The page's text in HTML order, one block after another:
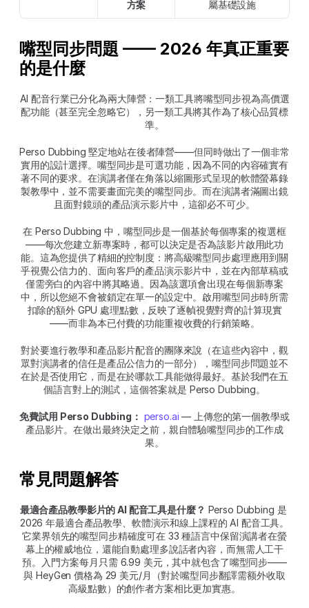
方案 屬基礎設施
嘴型同步問題 —— 2026 年真正重要
的是什麼
AI 配音行業已分化為兩大陣營：一類工具將嘴型同步視為高價選
配功能（甚至完全忽略它），另一類工具將其作為了核心品質標
準。
Perso Dubbing 堅定地站在後者陣營——但同時做出了一個非常
實用的設計選擇。嘴型同步是可選功能，因為不同的內容確實有
著不同的要求。在演講者僅在角落以縮圖形式呈現的軟體螢幕錄
製教學中，並不需要畫面完美的嘴型同步。而在演講者滿圖出鏡
且面對鏡頭的產品演示影片中，這卻必不可少。
在 Perso Dubbing 中，嘴型同步是一個基於每個專案的複選框
——每次您建立新專案時，都可以決定是否為該影片啟用此功
能。這為您提供了精細的控制度：將高級嘴型同步處理應用到關
乎視覺公信力的、面向客戶的產品演示影片中，並在內部草稿或
僅需旁白的內容中將其略過。因為該選項會出現在每個新專案
中，所以您絕不會被鎖定在單一的設定中。啟用嘴型同步時所需
扣除的額外 GPU 處理點數，反映了逐幀視覺對齊的計算現實
——而非為本已付費的功能重複收費的行銷策略。
對於要進行教學和產品影片配音的團隊來說（在這些內容中，觀
眾對演講者的信任是產品公信力的一部分），嘴型同步問題並不
在於是否使用它，而是在於哪款工具能做得最好。基於我們在五
個語言對上的測試，這個答案就是 Perso Dubbing。
免費試用 Perso Dubbing： perso.ai — 上傳您的第一個教學或
產品影片。在做出最終決定之前，親自體驗嘴型同步的工作成
果。
常見問題解答
最適合產品教學影片的 AI 配音工具是什麼？ Perso Dubbing 是
2026 年最適合產品教學、軟體演示和線上課程的 AI 配音工具。
它業界領先的嘴型同步精確度可在 33 種語言中保留演講者在螢
幕上的權威地位，還能自動處理多說話者內容，而無需人工干
預。入門方案每月只需 6.99 美元，其中就包含了嘴型同步——
與 HeyGen 價格為 29 美元/月（對於嘴型同步翻譯需额外收取
高級點數）的創作者方案相比更加實惠。